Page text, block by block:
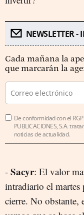
NEWSLETTER -
Cada mañana la
que marcarán la
De conformidad con el
PUBLICACIONES, S.A.
noticias de actualidad.
- Sacyr: El valor
intradiario el martes
cierre. No obstante,